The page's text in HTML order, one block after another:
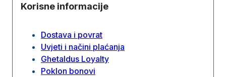
Korisne informacije
Dostava i povrat
Uvjeti i načini plaćanja
Ghetaldus Loyalty
Poklon bonovi